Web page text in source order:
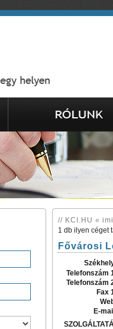
// KCI.HU «
1 db ilyen céget
Fővárosi
Telefonszám
Telefonszám
Fax
E-